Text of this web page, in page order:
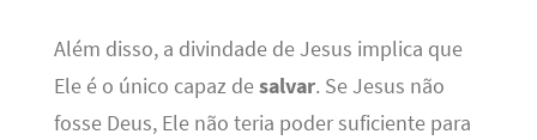
Além disso, a divindade de Jesus implica que
Ele é o único capaz desalvar. Se Jesus não
fosse Deus, Ele não teria poder suficiente para